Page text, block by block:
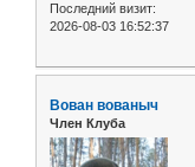
Последний визит:
2026-08-03 16:52:37
Вован вованыч
Член Клуба